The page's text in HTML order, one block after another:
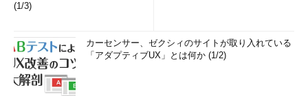
(1/3)
カーセンサー、ゼクシィのサイトが取り入れている
「アダプティブUX」とは何か (1/2)